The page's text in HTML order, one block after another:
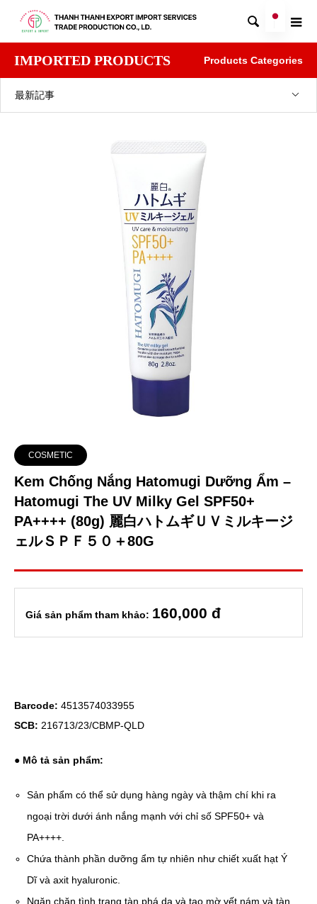

IMPORTED PRODUCTS Products Categories
最新記事
COSMETIC
Kem Chống Nắng Hatomugi Dưỡng Ẩm –
Hatomugi The UV Milky Gel SPF50+
PA++++ (80g) 麗白ハトムギＵＶミルキージ
ェルＳＰＦ５０＋80G
Giá sản phẩm tham khảo: 160,000 đ
Barcode: 4513574033955
SCB: 216713/23/CBMP-QLD
● Mô tả sản phẩm:
Sản phẩm có thể sử dụng hàng ngày và thậm chí khi ra
ngoại trời dưới ánh nắng mạnh với chỉ số SPF50+ và
PA++++.
Chứa thành phần dưỡng ẩm tự nhiên như chiết xuất hạt Ý
Dĩ và axit hyaluronic.
Ngăn chặn tình trạng tàn phá da và tạo mờ vết nám và tàn